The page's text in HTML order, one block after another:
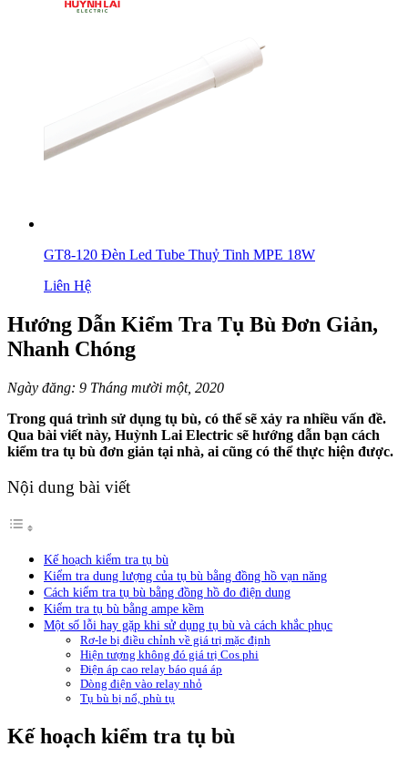
GT8-120 Đèn Led Tube Thuỷ Tinh MPE 18W
Liên Hệ
Hướng Dẫn Kiểm Tra Tụ Bù Đơn Giản,
Nhanh Chóng
Ngày đăng: 9 Tháng mười một, 2020
Trong quá trình sử dụng tụ bù, có thể sẽ xảy ra nhiều vấn đề.
Qua bài viết này, Huỳnh Lai Electric sẽ hướng dẫn bạn cách
kiểm tra tụ bù đơn giản tại nhà, ai cũng có thể thực hiện được.
Nội dung bài viết
Kế hoạch kiểm tra tụ bù
Kiểm tra dung lượng của tụ bù bằng đồng hồ vạn năng
Cách kiểm tra tụ bù bằng đồng hồ đo điện dung
Kiểm tra tụ bù bằng ampe kềm
Một số lỗi hay gặp khi sử dụng tụ bù và cách khắc phục
Rơ-le bị điều chỉnh về giá trị mặc định
Hiện tượng không đó giá trị Cos phi
Điện áp cao relay báo quá áp
Dòng điện vào relay nhỏ
Tụ bù bị nổ, phù tụ
Kế hoạch kiểm tra tụ bù